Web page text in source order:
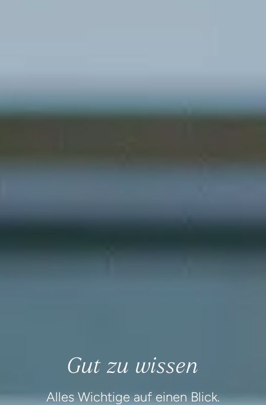
Gut zu wissen
Alles Wichtige auf einen Blick.